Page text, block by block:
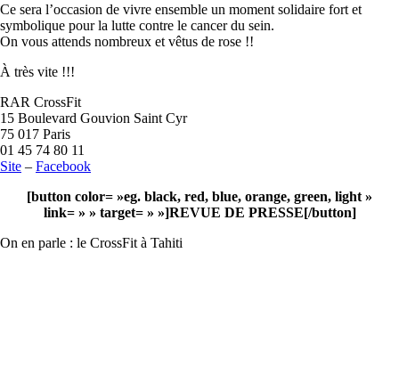
Ce sera l’occasion de vivre ensemble un moment solidaire fort et
symbolique pour la lutte contre le cancer du sein.
On vous attends nombreux et vêtus de rose !!
À très vite !!!
RAR CrossFit
15 Boulevard Gouvion Saint Cyr
75 017 Paris
01 45 74 80 11
Site – Facebook
[button color= »eg. black, red, blue, orange, green, light »
link= » » target= » »]REVUE DE PRESSE[/button]
On en parle : le CrossFit à Tahiti